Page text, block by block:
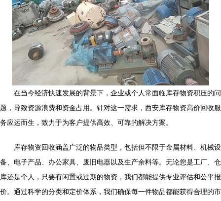
在当今经济快速发展的背景下，企业或个人常面临库存物资积压的问
题，导致资源浪费和资金占用。针对这一需求，西安库存物资高价回收服
务应运而生，致力于为客户提供高效、可靠的解决方案。
库存物资回收涵盖广泛的物品类型，包括但不限于金属材料、机械设
备、电子产品、办公家具、废旧电器以及生产余料等。无论您是工厂、仓
库还是个人，只要有闲置或过期的物资，我们都能提供专业评估和公平报
价。通过科学的分类和定价体系，我们确保每一件物品都能获得合理的市